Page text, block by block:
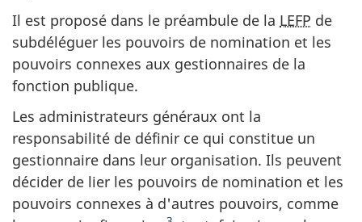
Il est proposé dans le préambule de la LEFP de
subdéléguer les pouvoirs de nomination et les
pouvoirs connexes aux gestionnaires de la
fonction publique.
Les administrateurs généraux ont la
responsabilité de définir ce qui constitue un
gestionnaire dans leur organisation. Ils peuvent
décider de lier les pouvoirs de nomination et les
pouvoirs connexes à d'autres pouvoirs, comme